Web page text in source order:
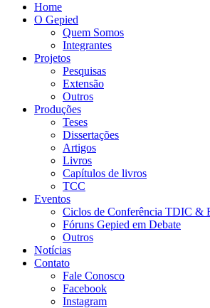
Home
O Gepied
Quem Somos
Integrantes
Projetos
Pesquisas
Extensão
Outros
Produções
Teses
Dissertações
Artigos
Livros
Capítulos de livros
TCC
Eventos
Ciclos de Conferência TDIC &
Fóruns Gepied em Debate
Outros
Notícias
Contato
Fale Conosco
Facebook
Instagram